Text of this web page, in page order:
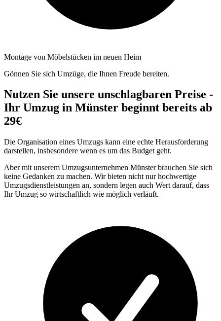
Montage von Möbelstücken im neuen Heim
Gönnen Sie sich Umzüge, die Ihnen Freude bereiten.
Nutzen Sie unsere unschlagbaren Preise -
Ihr Umzug in Münster beginnt bereits ab
29€
Die Organisation eines Umzugs kann eine echte Herausforderung
darstellen, insbesondere wenn es um das Budget geht.
Aber mit unserem Umzugsunternehmen Münster brauchen Sie sich
keine Gedanken zu machen. Wir bieten nicht nur hochwertige
Umzugsdienstleistungen an, sondern legen auch Wert darauf, dass
Ihr Umzug so wirtschaftlich wie möglich verläuft.